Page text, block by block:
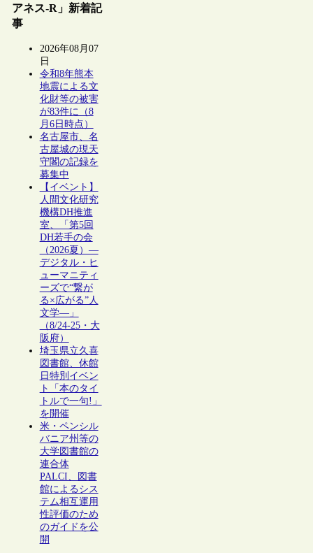
アネス-R」新着記
事
2026年08月07
日
令和8年熊本
地震による文
化財等の被害
が83件に（8
月6日時点）
名古屋市、名
古屋城の現天
守閣の記録を
募集中
【イベント】
人間文化研究
機構DH推進
室、「第5回
DH若手の会
（2026夏）―
デジタル・ヒ
ューマニティ
ーズで“繋が
る×広がる”人
文学―」
（8/24-25・大
阪府）
埼玉県立久喜
図書館、休館
日特別イベン
ト「本のタイ
トルで一句!」
を開催
米・ペンシル
バニア州等の
大学図書館の
連合体
PALCI、図書
館によるシス
テム相互運用
性評価のため
のガイドを公
開